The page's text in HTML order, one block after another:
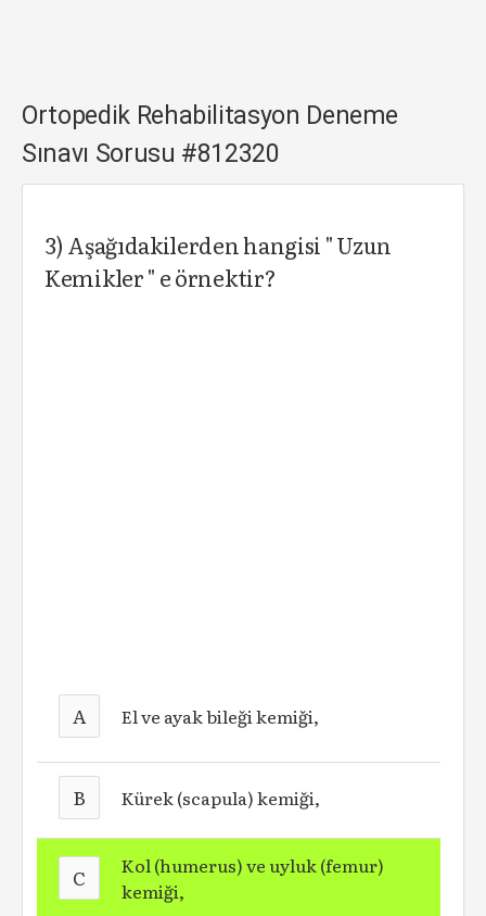
Ortopedik Rehabilitasyon Deneme
Sınavı Sorusu #812320
3) Aşağıdakilerden hangisi " Uzun
Kemikler " e örnektir?
A El ve ayak bileği kemiği,
B Kürek (scapula) kemiği,
C
Kol (humerus) ve uyluk (femur)
kemiği,